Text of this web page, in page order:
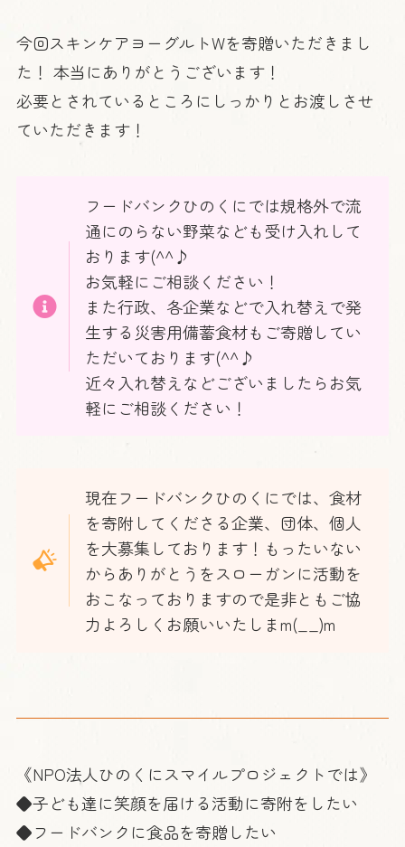
今回スキンケアヨーグルトWを寄贈いただきまし
た！ 本当にありがとうございます！
必要とされているところにしっかりとお渡しさせ
ていただきます！
フードバンクひのくにでは規格外で流
通にのらない野菜なども受け入れして
おります(^^♪
お気軽にご相談ください！
また行政、各企業などで入れ替えで発
生する災害用備蓄食材もご寄贈してい
ただいております(^^♪
近々入れ替えなどございましたらお気
軽にご相談ください！
現在フードバンクひのくにでは、食材
を寄附してくださる企業、団体、個人
を大募集しております！もったいない
からありがとうをスローガンに活動を
おこなっておりますので是非ともご協
力よろしくお願いいたしまm(__)m
《NPO法人ひのくにスマイルプロジェクトでは》
◆子ども達に笑顔を届ける活動に寄附をしたい
◆フードバンクに食品を寄贈したい